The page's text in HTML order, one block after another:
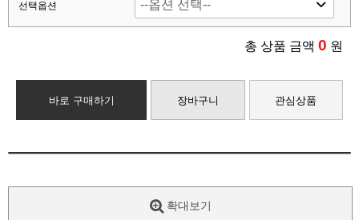
선택옵션
총 상품 금액 0 원
바로 구매하기 장바구니 관심상품
확대보기